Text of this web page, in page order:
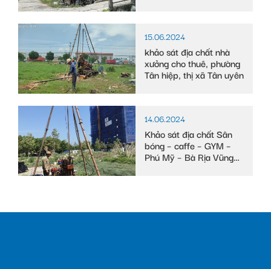
15.06.2024
khảo sát địa chất nhà
xưởng cho thuê, phường
Tân hiệp, thị xã Tân uyên
14.06.2024
Khảo sát địa chất Sân
bóng – caffe – GYM –
Phú Mỹ – Bà Rịa Vũng